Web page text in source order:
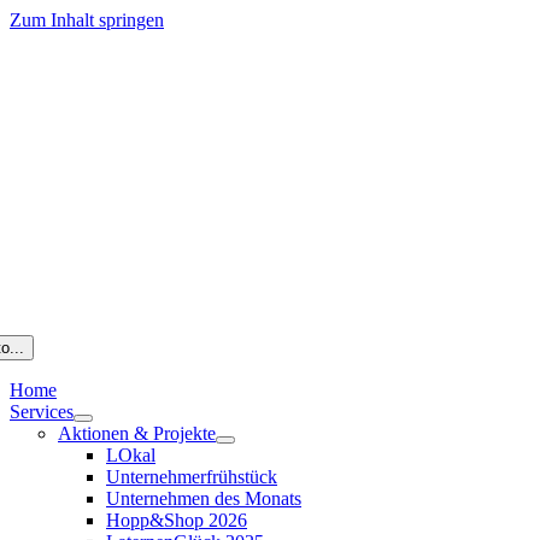
Zum Inhalt springen
Home
Services
Aktionen & Projekte
LOkal
Unternehmerfrühstück
Unternehmen des Monats
Hopp&Shop 2026